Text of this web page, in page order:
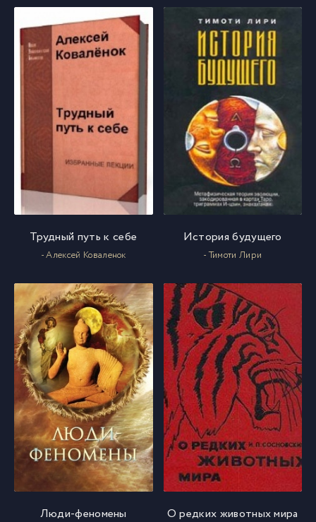
073
75 075
076
77 077
78 078
79 079
Трудный путь к себе
- Алексей Коваленок
История будущего
- Тимоти Лири
Люди-феномены О редких животных мира